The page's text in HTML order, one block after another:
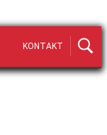
KONTAKT